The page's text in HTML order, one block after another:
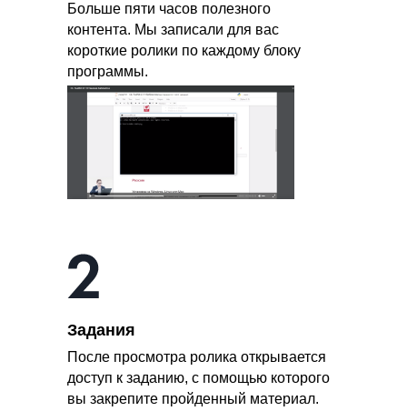
Больше пяти часов полезного
контента. Мы записали для вас
короткие ролики по каждому блоку
программы.
Задания
После просмотра ролика открывается
доступ к заданию, с помощью которого
вы закрепите пройденный материал.